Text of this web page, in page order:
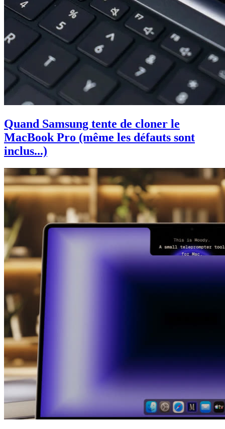
Quand Samsung tente de cloner le
MacBook Pro (même les défauts sont
inclus...)